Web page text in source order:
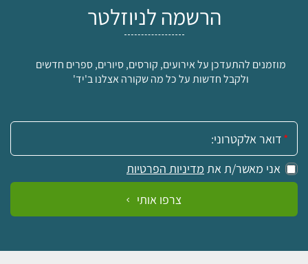
הרשמה לניוזלטר
מוזמנים להתעדכן על אירועים, קורסים, סיורים, ספרים חדשים
ולקבל חדשות על כל מה שקורה אצלנו ב'יד'
אימייל:
אני מאשר/ת את מדיניות הפרטיות
צרפו אותי